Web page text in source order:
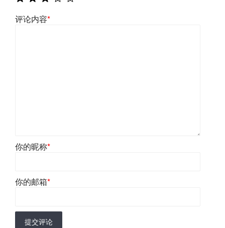
评论内容*
你的昵称*
你的邮箱*
提交评论